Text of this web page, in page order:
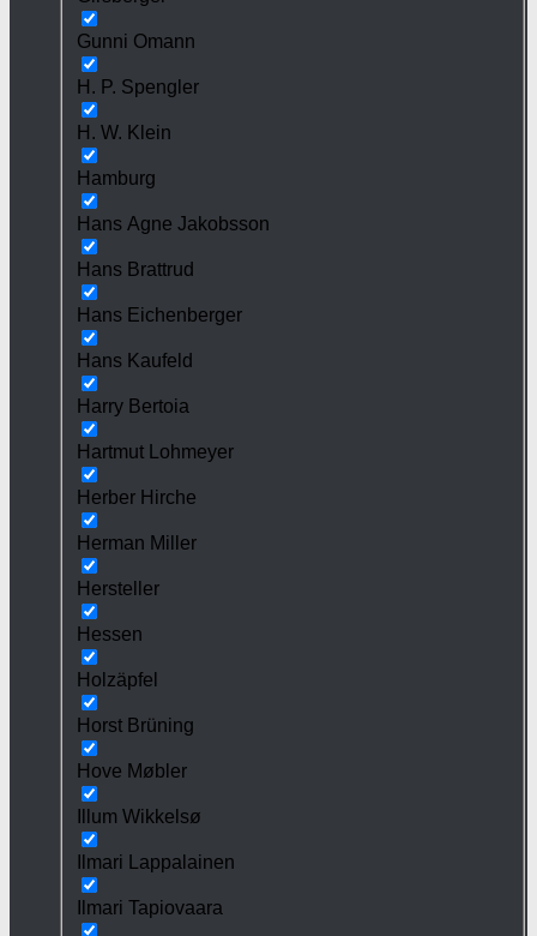
Gunni Omann
H. P. Spengler
H. W. Klein
Hamburg
Hans Agne Jakobsson
Hans Brattrud
Hans Eichenberger
Hans Kaufeld
Harry Bertoia
Hartmut Lohmeyer
Herber Hirche
Herman Miller
Hersteller
Hessen
Holzäpfel
Horst Brüning
Hove Møbler
Illum Wikkelsø
Ilmari Lappalainen
Ilmari Tapiovaara